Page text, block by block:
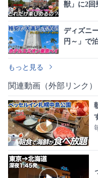
獣」に2回
ディズニ
円～」で
もっと見る
関連動画（外部リンク）